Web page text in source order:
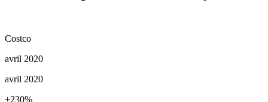
Costco
avril 2020
avril 2020
+230%